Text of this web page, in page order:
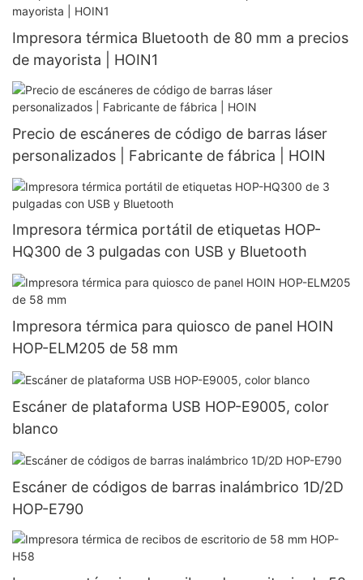
Impresora térmica Bluetooth de 80 mm a precios
de mayorista | HOIN1
Precio de escáneres de código de barras láser
personalizados | Fabricante de fábrica | HOIN
Impresora térmica portátil de etiquetas HOP-
HQ300 de 3 pulgadas con USB y Bluetooth
Impresora térmica para quiosco de panel HOIN
HOP-ELM205 de 58 mm
Escáner de plataforma USB HOP-E9005, color
blanco
Escáner de códigos de barras inalámbrico 1D/2D
HOP-E790